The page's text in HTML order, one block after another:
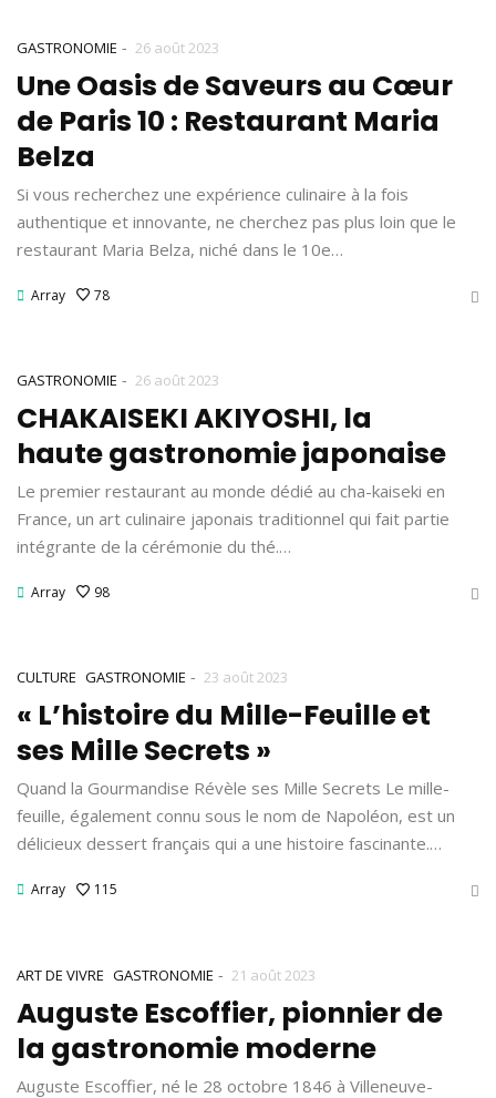
GASTRONOMIE - 26 août 2023
Une Oasis de Saveurs au Cœur
de Paris 10 : Restaurant Maria
Belza
Si vous recherchez une expérience culinaire à la fois
authentique et innovante, ne cherchez pas plus loin que le
restaurant Maria Belza, niché dans le 10e…
Array 78
GASTRONOMIE - 26 août 2023
CHAKAISEKI AKIYOSHI, la
haute gastronomie japonaise
Le premier restaurant au monde dédié au cha-kaiseki en
France, un art culinaire japonais traditionnel qui fait partie
intégrante de la cérémonie du thé.…
Array 98
CULTURE GASTRONOMIE - 23 août 2023
« L’histoire du Mille-Feuille et
ses Mille Secrets »
Quand la Gourmandise Révèle ses Mille Secrets Le mille-
feuille, également connu sous le nom de Napoléon, est un
délicieux dessert français qui a une histoire fascinante.…
Array 115
ART DE VIVRE GASTRONOMIE - 21 août 2023
Auguste Escoffier, pionnier de
la gastronomie moderne
Auguste Escoffier, né le 28 octobre 1846 à Villeneuve-